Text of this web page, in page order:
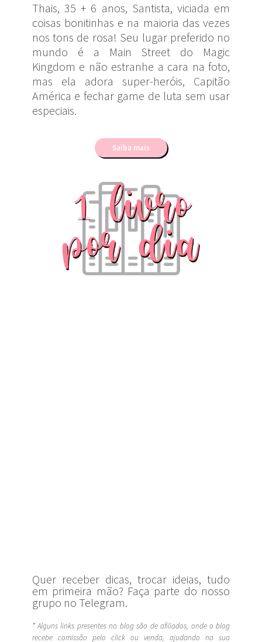
Thais, 35 + 6 anos, Santista, viciada em
coisas bonitinhas e na maioria das vezes
nos tons de rosa! Seu lugar preferido no
mundo é a Main Street do Magic
Kingdom e não estranhe a cara na foto,
mas ela adora super-heróis, Capitão
América e fechar game de luta sem usar
especiais.
Saiba mais
Quer receber dicas, trocar ideias, tudo
em primeira mão? Faça parte do nosso
grupo no Telegram.
* Alguns links presentes no blog são de afiliados, onde o blog
recebe comissão pelo click ou venda, ajudando na sua